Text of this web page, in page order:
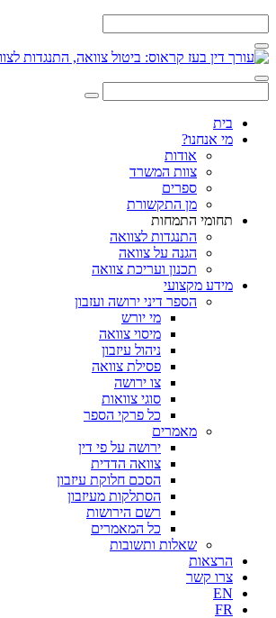
בית
מי אנחנו?
אודות
צוות המשרד
ספרים
מן התקשורת
תחומי התמחות
התנגדות לצוואה
הגנה על צוואה
תכנון ועריכת צוואה
מידע מקצועי
הספר דיני ירושה ועזבון
מי יורש
מיסוי צוואה
ניהול עיזבון
פסילת צוואה
צו ירושה
סוגי צוואות
כל פרקי הספר
מאמרים
ירושה על פי דין
צוואה הדדית
הסכם חלוקת עיזבון
הסתלקות מעיזבון
רשם הירושות
כל המאמרים
שאלות ותשובות
הרצאות
צרו קשר
EN
FR